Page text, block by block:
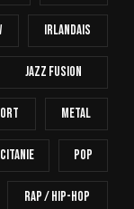
Irlandais
Jazz Fusion
Metal
Pop
Rap / Hip-Hop